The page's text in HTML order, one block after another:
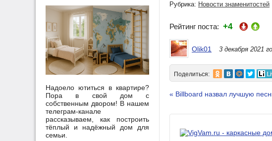
Рубрика: Новости знаменитостей
Рейтинг поста: +4
Olik01 3 декабря 2021
Поделиться:
« Billboard назвал лучшую
Надоело ютиться в квартире?
Пора в свой дом с
собственным двором! В нашем
телеграм-канале
рассказываем, как построить
тёплый и надёжный дом для
семьи.